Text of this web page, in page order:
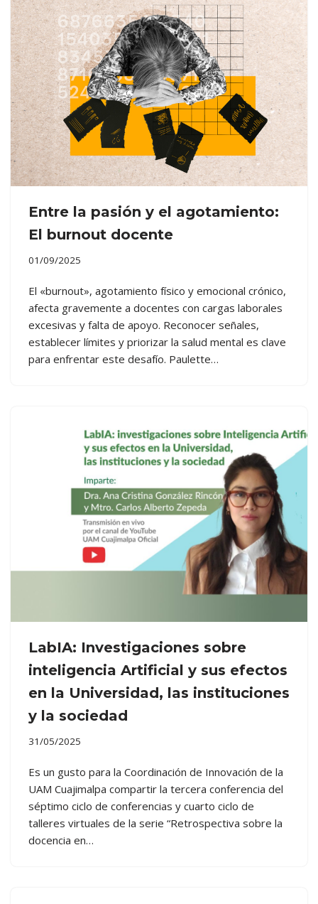
Entre la pasión y el agotamiento:
El burnout docente
01/09/2025
El «burnout», agotamiento físico y emocional crónico,
afecta gravemente a docentes con cargas laborales
excesivas y falta de apoyo. Reconocer señales,
establecer límites y priorizar la salud mental es clave
para enfrentar este desafío. Paulette…
LabIA: Investigaciones sobre
inteligencia Artificial y sus efectos
en la Universidad, las instituciones
y la sociedad
31/05/2025
Es un gusto para la Coordinación de Innovación de la
UAM Cuajimalpa compartir la tercera conferencia del
séptimo ciclo de conferencias y cuarto ciclo de
talleres virtuales de la serie “Retrospectiva sobre la
docencia en…